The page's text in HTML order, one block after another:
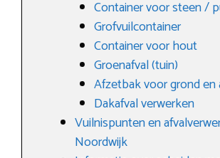
Container voor steen /
Grofvuilcontainer
Container voor hout
Groenafval (tuin)
Afzetbak voor grond en
Dakafval verwerken
Vuilnispunten en
Noordwijk